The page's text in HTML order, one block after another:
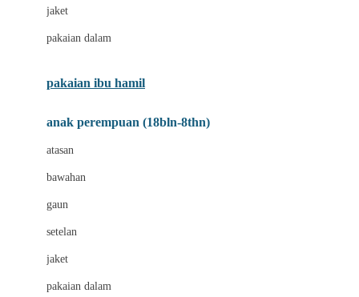
Cottonseeds
Crane
jaket
pakaian dalam
pakaian ibu hamil
anak perempuan (18bln-8thn)
atasan
bawahan
gaun
setelan
jaket
pakaian dalam